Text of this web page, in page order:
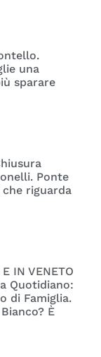
una
sparare
Ponte
riguarda
IN VENETO
Quotidiano:
di Famiglia.
È